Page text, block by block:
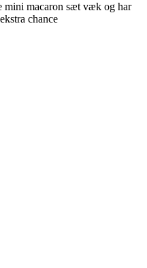
mini macaron sæt væk og har
chance